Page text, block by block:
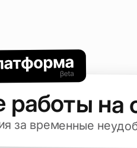
работы на
за временные